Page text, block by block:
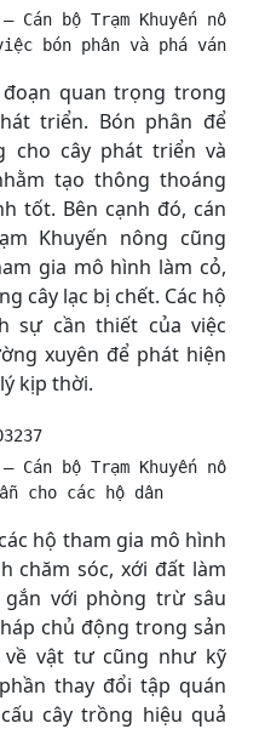
Cán bộ Trạm Khuyến nông
bón phân và phá váng
đoạn quan trọng trong
triển. Bón phân để
cho cây phát triển và
tạo thông thoáng
tốt. Bên cạnh đó, cán
Khuyến nông cũng
gia mô hình làm cỏ,
cây lạc bị chết. Các hộ
sự cần thiết của việc
xuyên để phát hiện
kịp thời.
Cán bộ Trạm Khuyến nông
cho các hộ dân
hộ tham gia mô hình
chăm sóc, xới đất làm
với phòng trừ sâu
chủ động trong sản
vật tư cũng như kỹ
thay đổi tập quán
cây trồng hiệu quả